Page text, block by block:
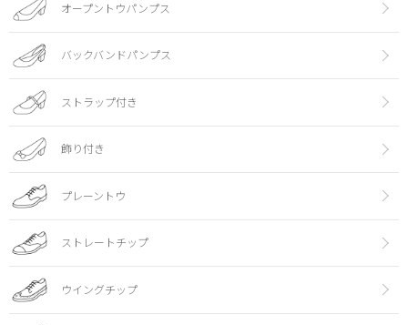
オープントウパンプス
バックバンドパンプス
ストラップ付き
飾り付き
プレーントウ
ストレートチップ
ウイングチップ